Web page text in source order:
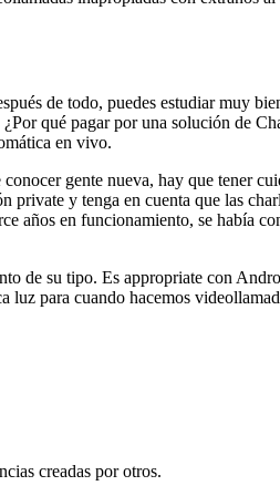
de todo, puedes estudiar muy
qué pagar por una solución de
en vivo.
gente nueva, hay que tener
y tenga en cuenta que las
años en funcionamiento, se había
de su tipo. Es appropriate con
para cuando hacemos
creadas por otros.